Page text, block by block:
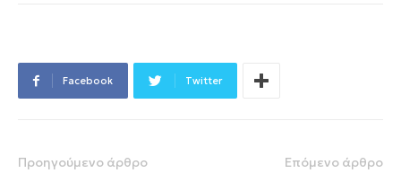
Facebook Twitter
Προηγούμενο άρθρο Επόμενο άρθρο